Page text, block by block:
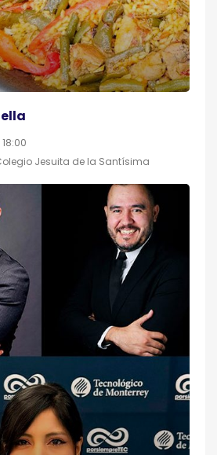
18:00
Jesuita de la Santísima